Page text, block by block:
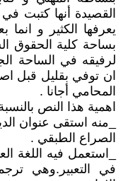
القصيدة أنها كتبت
يعرفها الكثير و
بساحة كلية الحقوق
لرفيقه في الساحة
ان توفي بقليل قبل
المحامي أجانا .
اهمية هذا النص
_منه استقى عنوان
الصراع الطبقي .
_استعمل فيه اللغة
في التعبير.وهي